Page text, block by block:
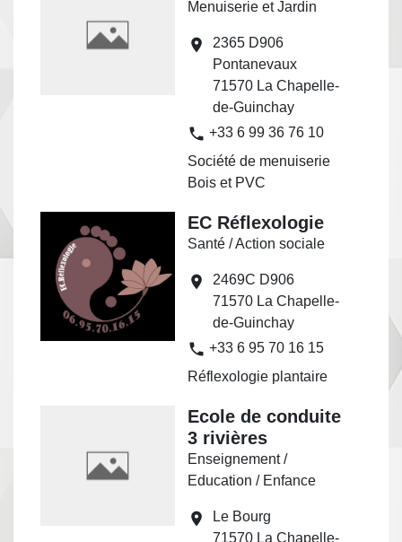
Menuiserie et Jardin
location_on
2365 D906
Pontanevaux
71570 La Chapelle-
de-Guinchay
phone +33 6 99 36 76 10
Société de menuiserie
Bois et PVC
EC Réflexologie
Santé / Action sociale
location_on
2469C D906
71570 La Chapelle-
de-Guinchay
phone +33 6 95 70 16 15
Réflexologie plantaire
Ecole de conduite
3 rivières
Enseignement /
Education / Enfance
location_on
Le Bourg
71570 La Chapelle-